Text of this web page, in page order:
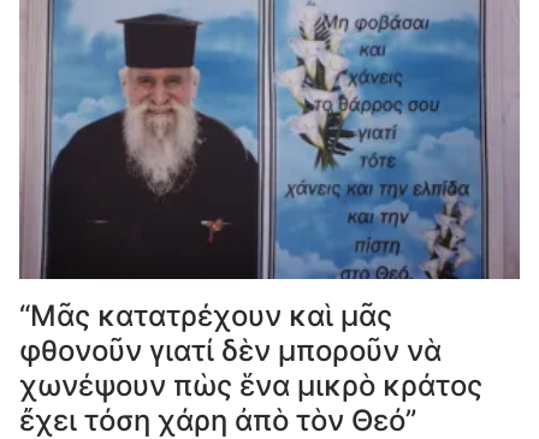
“Μᾶς κατατρέχουν καὶ μᾶς
φθονοῦν γιατί δὲν μποροῦν νὰ
χωνέψουν πὼς ἕνα μικρὸ κράτος
ἔχει τόση χάρη ἀπὸ τὸν Θεό”